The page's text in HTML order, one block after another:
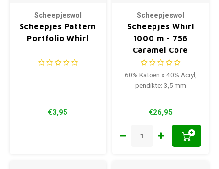
Scheepjeswol
Scheepjes Pattern
Portfolio Whirl
€3,95
Scheepjeswol
Scheepjes Whirl
1000 m - 756
Caramel Core
Blimey
60% Katoen x 40% Acryl,
pendikte: 3,5 mm
€26,95
+